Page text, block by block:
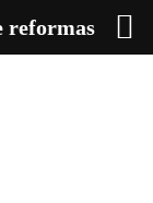
reformas